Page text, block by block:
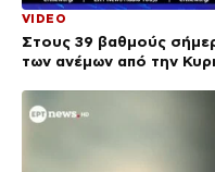
VIDEO
Στους 39 βαθμούς
των ανέμων από την